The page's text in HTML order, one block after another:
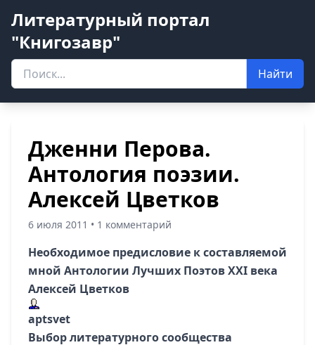
Литературный портал
"Книгозавр"
Найти
Дженни Перова.
Антология поэзии.
Алексей Цветков
6 июля 2011 • 1 комментарий
Необходимое предисловие к составляемой
мной Антологии Лучших Поэтов XXI века
Алексей Цветков
aptsvet
Выбор литературного сообщества